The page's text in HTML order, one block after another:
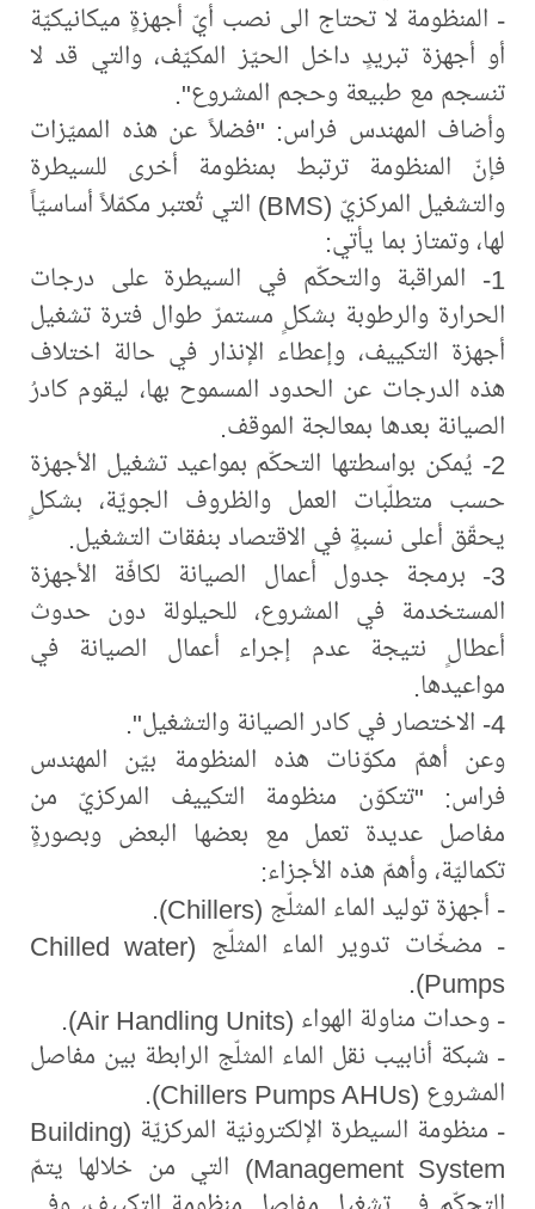
- المنظومة لا تحتاج الى نصب أيّ أجهزةٍ ميكانيكيّة
أو أجهزة تبريدٍ داخل الحيّز المكيّف، والتي قد لا
تنسجم مع طبيعة وحجم المشروع".
وأضاف المهندس فراس: "فضلاً عن هذه المميّزات
فإنّ المنظومة ترتبط بمنظومة أخرى للسيطرة
والتشغيل المركزيّ (BMS) التي تُعتبر مكمّلاً أساسيّاً
لها، وتمتاز بما يأتي:
1- المراقبة والتحكّم في السيطرة على درجات
الحرارة والرطوبة بشكلٍ مستمرّ طوال فترة تشغيل
أجهزة التكييف، وإعطاء الإنذار في حالة اختلاف
هذه الدرجات عن الحدود المسموح بها، ليقوم كادرُ
الصيانة بعدها بمعالجة الموقف.
2- يُمكن بواسطتها التحكّم بمواعيد تشغيل الأجهزة
حسب متطلّبات العمل والظروف الجويّة، بشكلٍ
يحقّق أعلى نسبةٍ في الاقتصاد بنفقات التشغيل.
3- برمجة جدول أعمال الصيانة لكافّة الأجهزة
المستخدمة في المشروع، للحيلولة دون حدوث
أعطالٍ نتيجة عدم إجراء أعمال الصيانة في
مواعيدها.
4- الاختصار في كادر الصيانة والتشغيل".
وعن أهمّ مكوّنات هذه المنظومة بيّن المهندس
فراس: "تتكوّن منظومة التكييف المركزيّ من
مفاصل عديدة تعمل مع بعضها البعض وبصورةٍ
تكماليّة، وأهمّ هذه الأجزاء:
- أجهزة توليد الماء المثلّج (Chillers).
- مضخّات تدوير الماء المثلّج (Chilled water
Pumps).
- وحدات مناولة الهواء (Air Handling Units).
- شبكة أنابيب نقل الماء المثلّج الرابطة بين مفاصل
المشروع (Chillers Pumps AHUs).
- منظومة السيطرة الإلكترونيّة المركزيّة (Building
Management System) التي من خلالها يتمّ